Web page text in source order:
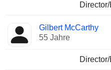
Gilbert McCarthy
55 Jahre